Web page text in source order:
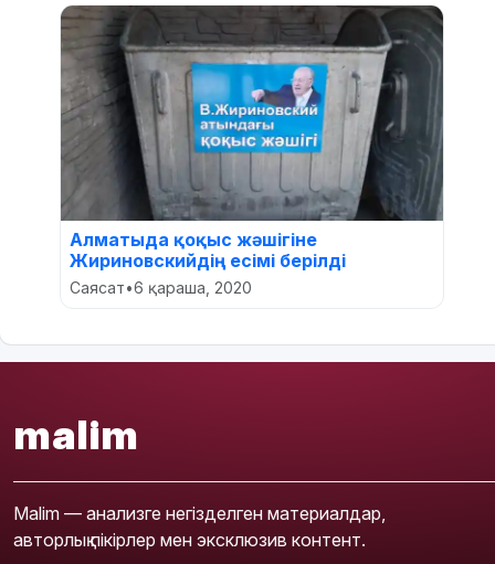
Алматыда қоқыс жәшігіне
Жириновскийдің есімі берілді
Саясат•6 қараша, 2020
malim
Malim — анализге негізделген материалдар,
авторлық пікірлер мен эксклюзив контент.